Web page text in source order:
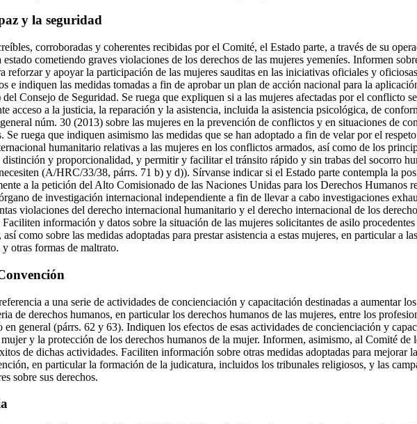
y la seguridad
corroboradas y coherentes recibidas por el Comité, el Estado parte, a través de su
cometiendo graves violaciones de los derechos de las mujeres yemeníes. Informen
reforzar y apoyar la participación de las mujeres sauditas en las iniciativas oficiales y
e indiquen las medidas tomadas a fin de aprobar un plan de acción nacional para la
Consejo de Seguridad. Se ruega que expliquen si a las mujeres afectadas por el conflicto
acceso a la justicia, la reparación y la asistencia, incluida la asistencia psicológica, de
núm. 30 (2013) sobre las mujeres en la prevención de conflictos y en situaciones de
Se ruega que indiquen asimismo las medidas que se han adoptado a fin de velar por el
humanitario relativas a las mujeres en los conflictos armados, así como de los
distinción y proporcionalidad, y permitir y facilitar el tránsito rápido y sin trabas del socorro
(A/HRC/33/38, párrs. 71 b) y d)). Sírvanse indicar si el Estado parte contempla la
a la petición del Alto Comisionado de las Naciones Unidas para los Derechos Humanos
de investigación internacional independiente a fin de llevar a cabo investigaciones
violaciones del derecho internacional humanitario y el derecho internacional de los
información y datos sobre la situación de las mujeres solicitantes de asilo procedentes
como sobre las medidas adoptadas para prestar asistencia a estas mujeres, en particular a
y otras formas de maltrato.
a una serie de actividades de concienciación y capacitación destinadas a aumentar los
de derechos humanos, en particular los derechos humanos de las mujeres, entre los
general (párrs. 62 y 63). Indiquen los efectos de esas actividades de concienciación y
y la protección de los derechos humanos de la mujer. Informen, asimismo, al Comité de
de dichas actividades. Faciliten información sobre otras medidas adoptadas para mejorar la
en particular la formación de la judicatura, incluidos los tribunales religiosos, y las
sobre sus derechos.